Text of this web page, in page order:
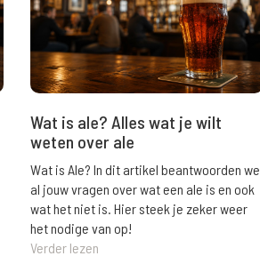
Wat is ale? Alles wat je wilt
weten over ale
Wat is Ale? In dit artikel beantwoorden we
al jouw vragen over wat een ale is en ook
wat het niet is. Hier steek je zeker weer
het nodige van op!
Verder lezen